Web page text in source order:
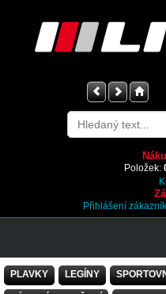
Položek:
Přihlášení
PLAVKY LEGÍNY